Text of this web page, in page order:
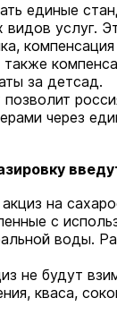
единые
услуг.
за детсад.
через
на
с
воды.
не будут
кваса,